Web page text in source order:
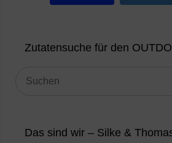
Zutatensuche für den
Das sind wir – Silke &